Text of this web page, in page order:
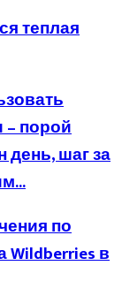
теплая
порой
день, шаг за
по
Wildberries в